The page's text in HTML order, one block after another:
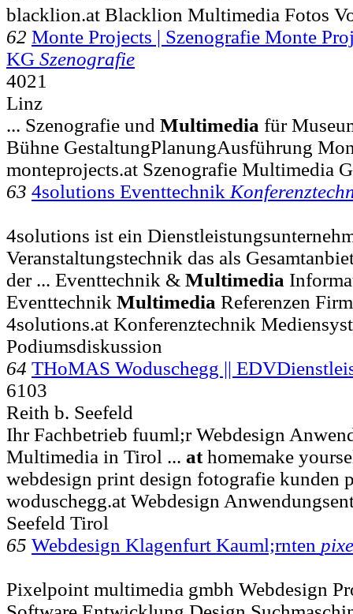
blacklion.at Blacklion Multimedia Fotos
62 Monte Projects | Szenografie Monte
KG Szenografie
4021
Linz
... Szenografie und Multimedia für
Bühne GestaltungPlanungAusführung
monteprojects.at Szenografie Multimedia
63 4solutions Eventtechnik
4solutions ist ein
Veranstaltungstechnik das als
der ... Eventtechnik & Multimedia
Eventtechnik Multimedia Referenzen
4solutions.at Konferenztechnik
Podiumsdiskussion
64 THoMAS Woduschegg ||
6103
Reith b. Seefeld
Ihr Fachbetrieb fuuml;r Webdesign
Multimedia in Tirol ... athomemake
webdesign print design fotografie kunden
woduschegg.at Webdesign
Seefeld Tirol
65 Webdesign Klagenfurt Kauml;rnten
Pixelpoint multimedia gmbh Webdesign